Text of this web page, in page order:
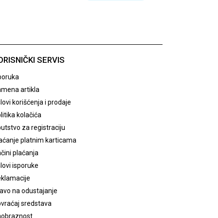
SERVIS
artikla
korišćenja i prodaje
kolačića
za registraciju
platnim karticama
plaćanja
isporuke
na odustajanje
sredstava